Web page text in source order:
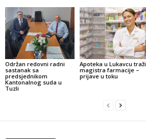
Održan redovni radni
sastanak sa
predsjednikom
Kantonalnog suda u
Tuzli
Apoteka u Lukavcu traži
magistra farmacije –
prijave u toku